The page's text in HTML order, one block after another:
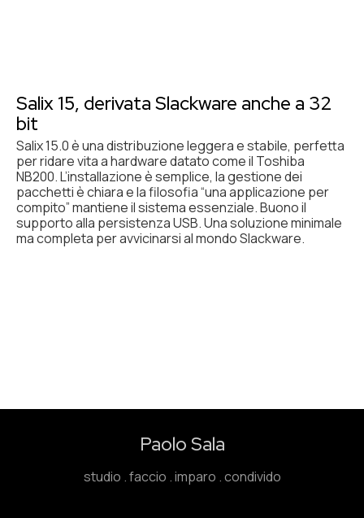
Salix 15, derivata Slackware anche a 32
bit
Salix 15.0 è una distribuzione leggera e stabile, perfetta
per ridare vita a hardware datato come il Toshiba
NB200. L’installazione è semplice, la gestione dei
pacchetti è chiara e la filosofia “una applicazione per
compito” mantiene il sistema essenziale. Buono il
supporto alla persistenza USB. Una soluzione minimale
ma completa per avvicinarsi al mondo Slackware.
Paolo Sala
studio . faccio . imparo . condivido